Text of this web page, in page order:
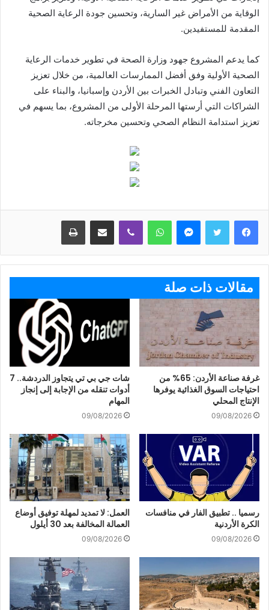
الوقاية من الأمراض غير السارية، وتحسين جودة الرعاية الصحية
المقدمة للمستفيدين.
كما يدعم المشروع جهود وزارة الصحة في تطوير خدمات الرعاية
الصحية الأولية وفق أفضل الممارسات العالمية، من خلال تعزيز
التعاون الفني وتبادل الخبرات بين الأردن وإسبانيا، والبناء على
الشراكات التي أرستها المرحلة الأولى من المشروع، بما يسهم في
تعزيز استدامة النظام الصحي وتحسين مخرجاته.
ماسنجر واتساب ڤايبر مشاركة عبر البريد طباعة
مقالات ذات صلة
غرفة صناعة الأردن: 65% من
احتياجات السوق الغذائية يوفرها
الإنتاج المحلي
09/08/2026
شات جي بي تي يتجاوز الدردشة.. 7
أدوات تنقله من الإجابة إلى إنجاز
المهام
09/08/2026
رسميا .. تطبيق الفار في منافسات
الكرة الأردنية
09/08/2026
العمل: لا تمديد لمهلة توفيق أوضاع
العمالة المخالفة بعد 30 أيلول
09/08/2026